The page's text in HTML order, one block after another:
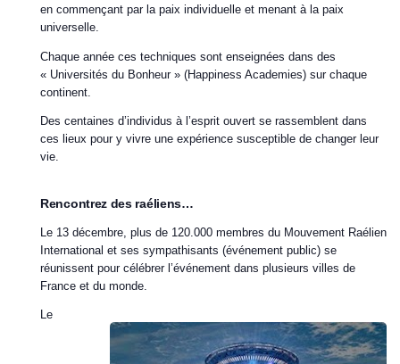
en commençant par la paix individuelle et menant à la paix
universelle.
Chaque année ces techniques sont enseignées dans des
« Universités du Bonheur » (Happiness Academies) sur chaque
continent.
Des centaines d’individus à l’esprit ouvert se rassemblent dans
ces lieux pour y vivre une expérience susceptible de changer leur
vie.
Rencontrez des raéliens…
Le 13 décembre, plus de 120.000 membres du Mouvement Raélien
International et ses sympathisants (événement public) se
réunissent pour célébrer l’événement dans plusieurs villes de
France et du monde.
Le